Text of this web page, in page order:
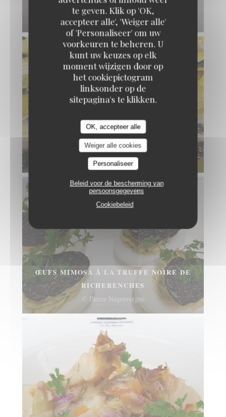
te geven. Klik op 'OK,
accepteer alle', 'Weiger alle'
of 'Personaliseer' om uw
voorkeuren te beheren. U
kunt uw keuzes op elk
moment wijzigen door op
het cookiepictogram
linksonder op de
sitepagina's te klikken.
OK, accepteer alle
Weiger alle cookies
Personaliseer
Beleid voor de bescherming van
persoonsgegevens
Cookiebeleid
BLANC
© Pierre Négrevergne
POIREAUX VINAIGRETTE À LA TRUFFE
NOIRE DE RICHERENCHES
© Pierre Négrevergne
ŒUFS MIMOSA À LA TRUFFE NOIRE DE
RICHERENCHES
© Pierre Négrevergne